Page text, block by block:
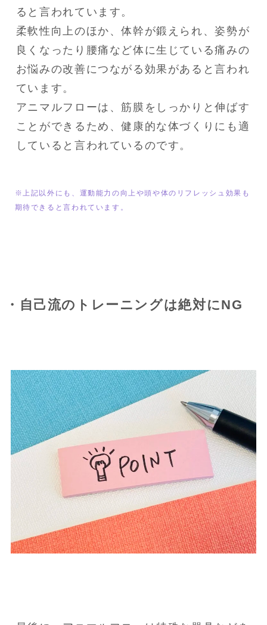
ると言われています。
柔軟性向上のほか、体幹が鍛えられ、姿勢が
良くなったり腰痛など体に生じている痛みの
お悩みの改善につながる効果があると言われ
ています。
アニマルフローは、筋膜をしっかりと伸ばす
ことができるため、健康的な体づくりにも適
していると言われているのです。
※上記以外にも、運動能力の向上や頭や体のリフレッシュ効果も
期待できると言われています。
・自己流のトレーニングは絶対にNG